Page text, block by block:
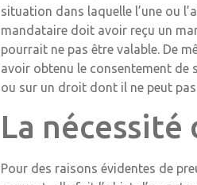
situation dans laquelle l’une ou
mandataire doit avoir reçu un
pourrait ne pas être valable. De
avoir obtenu le consentement
ou sur un droit dont il ne peut
La nécessité
Pour des raisons évidentes de